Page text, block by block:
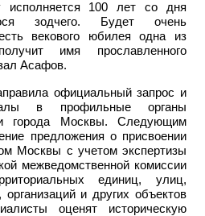
100 лет со дня
зодчего. Будет очень
векового юбилея одна из
имя прославленного
Асафов.
официальный запрос и
в профильные органы
города Москвы. Следующим
предложения о присвоении
Москвы с учетом экспертизы
межведомственной комиссии
единиц, улиц,
и других объектов
оценят историческую